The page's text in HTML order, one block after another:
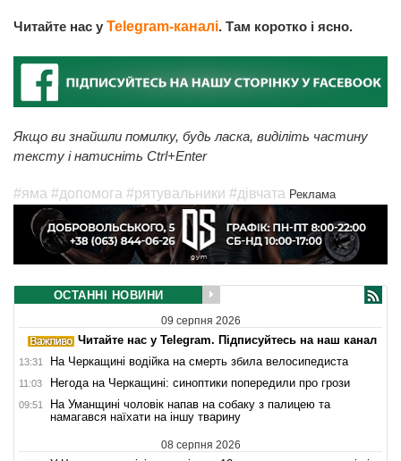
Читайте нас у Telegram-каналі. Там коротко і ясно.
Якщо ви знайшли помилку, будь ласка, виділіть частину
тексту і натисніть Ctrl+Enter
#яма #допомога #рятувальники #дівчата Реклама
ОСТАННІ НОВИНИ
09 серпня 2026
Читайте нас у Telegram. Підписуйтесь на наш канал
13:31 На Черкащині водійка на смерть збила велосипедиста
11:03 Негода на Черкащині: синоптики попередили про грози
09:51
На Уманщині чоловік напав на собаку з палицею та
намагався наїхати на іншу тварину
08 серпня 2026